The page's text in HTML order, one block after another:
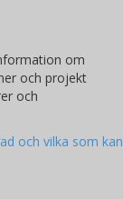
om
och projekt
och
och vilka som kan